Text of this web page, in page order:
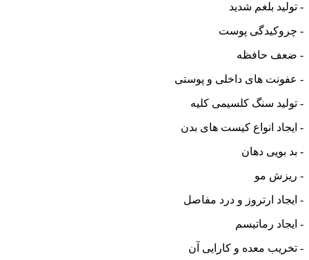
- تولید بلغم شدید
- چروکیدگی پوست
- ضعف حافظه
- عفونت های داخلی و پوستی
- تولید سنگ کلسیمی کلیه
- ایجاد انواع کیست های بدن
- بد بویی دهان
- ریزش مو
- ایجاد ارتروز و درد مفاصل
- ایجاد رماتیسم
- تخریب معده و کارایی آن